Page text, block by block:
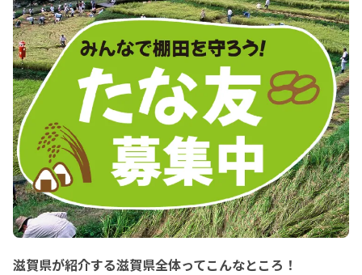
滋賀県が紹介する滋賀県全体ってこんなところ！